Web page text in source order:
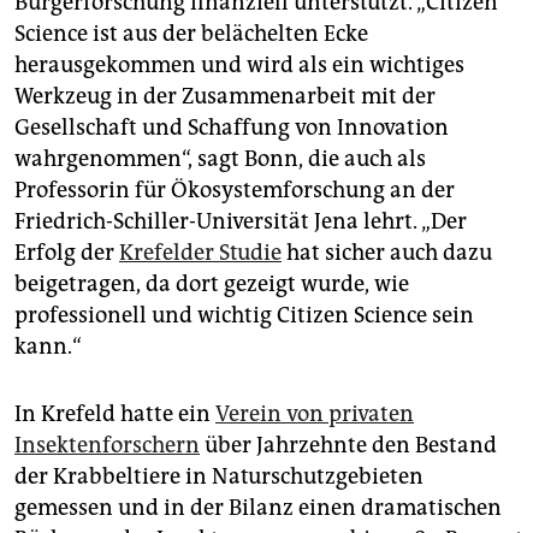
Science ist aus der belächelten Ecke
herausgekommen und wird als ein wichtiges
Werkzeug in der Zusammenarbeit mit der
Gesellschaft und Schaffung von Innovation
wahrgenommen“, sagt Bonn, die auch als
Professorin für Ökosystemforschung an der
Friedrich-Schiller-Universität Jena lehrt. „Der
Erfolg derKrefelder Studiehat sicher auch dazu
beigetragen, da dort gezeigt wurde, wie
professionell und wichtig Citizen ­Science sein
kann.“
In Krefeld hatte ein Verein von privaten
Insektenforschern über Jahrzehnte den Bestand
der Krabbeltiere in Naturschutzgebieten
gemessen und in der Bilanz einen dramatischen